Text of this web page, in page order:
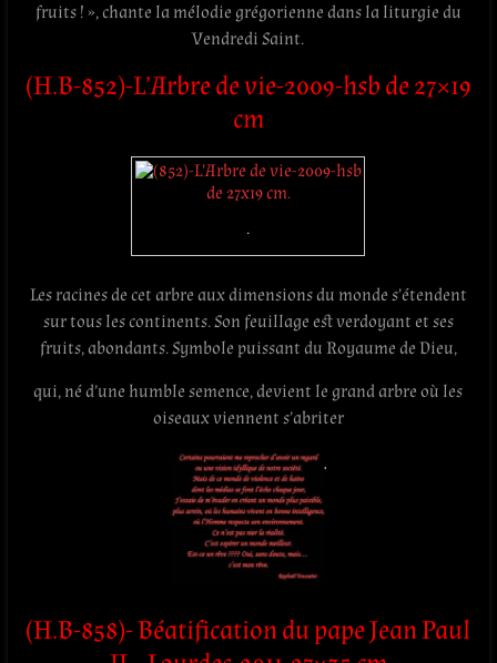
fruits ! », chante la mélodie grégorienne dans la liturgie du
Vendredi Saint.
(H.B-852)-L’Arbre de vie-2009-hsb de 27×19
cm
.
Les racines de cet arbre aux dimensions du monde s’étendent
sur tous les continents. Son feuillage est verdoyant et ses
fruits, abondants. Symbole puissant du Royaume de Dieu,
qui, né d’une humble semence, devient le grand arbre où les
oiseaux viennent s’abriter
(H.B-858)-Béatification du pape Jean Paul